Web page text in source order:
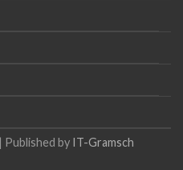
| Published by IT-Gramsch